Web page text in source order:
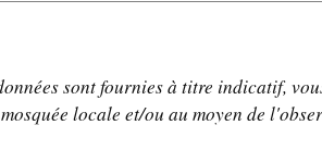
sont fournies à titre indicatif,
locale et/ou au moyen de